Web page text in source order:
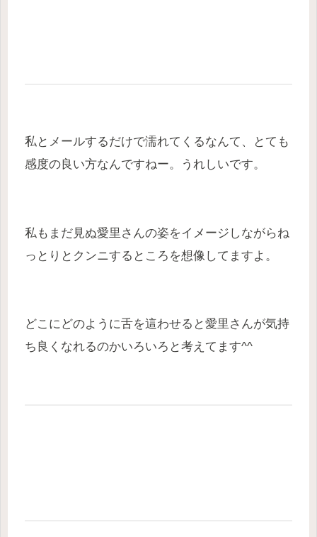
私とメールするだけで濡れてくるなんて、とても
感度の良い方なんですねー。うれしいです。
私もまだ見ぬ愛里さんの姿をイメージしながらね
っとりとクンニするところを想像してますよ。
どこにどのように舌を這わせると愛里さんが気持
ち良くなれるのかいろいろと考えてます^^